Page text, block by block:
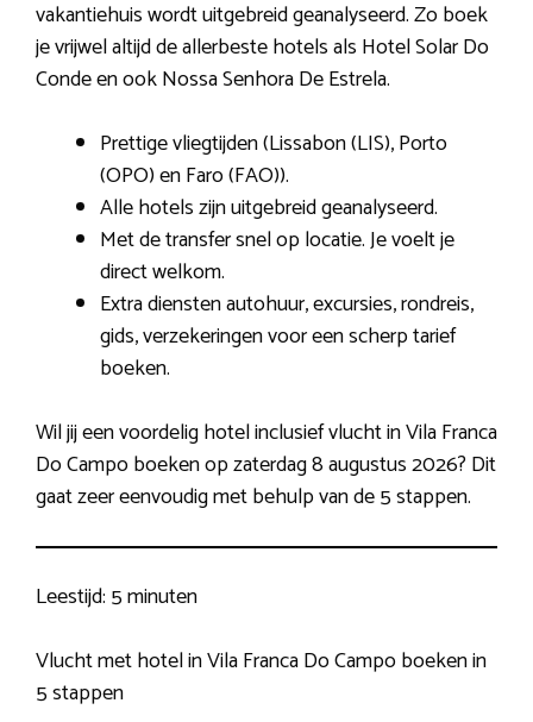
vakantiehuis wordt uitgebreid geanalyseerd. Zo boek
je vrijwel altijd de allerbeste hotels als Hotel Solar Do
Conde en ook Nossa Senhora De Estrela.
Prettige vliegtijden (Lissabon (LIS), Porto
(OPO) en Faro (FAO)).
Alle hotels zijn uitgebreid geanalyseerd.
Met de transfer snel op locatie. Je voelt je
direct welkom.
Extra diensten autohuur, excursies, rondreis,
gids, verzekeringen voor een scherp tarief
boeken.
Wil jij een voordelig hotel inclusief vlucht in Vila Franca
Do Campo boeken op zaterdag 8 augustus 2026? Dit
gaat zeer eenvoudig met behulp van de 5 stappen.
Leestijd: 5 minuten
Vlucht met hotel in Vila Franca Do Campo boeken in
5 stappen